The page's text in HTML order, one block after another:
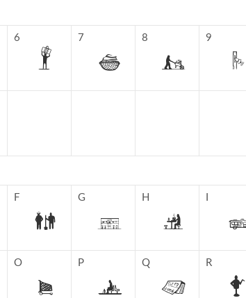
6 7 8 9
F G H
O P Q R